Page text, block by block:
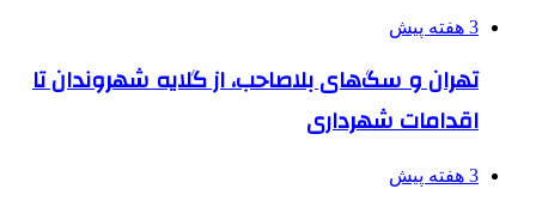
3 هفته پیش
تهران و سگ‌های بلاصاحب، از گلایه شهروندان تا
اقدامات شهرداری
3 هفته پیش